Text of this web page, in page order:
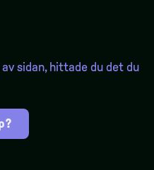
av sidan, hittade du det du